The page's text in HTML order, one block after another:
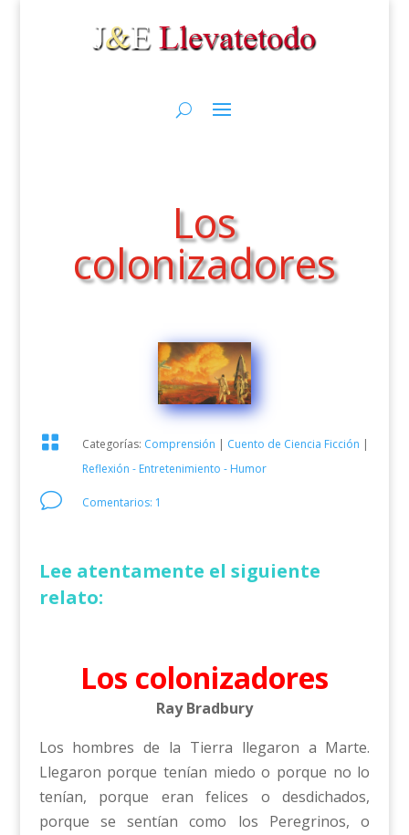
Los
colonizadores
 Categorías: Comprensión | Cuento de Ciencia Ficción |
Reflexión - Entretenimiento - Humor
v Comentarios: 1
Lee atentamente el siguiente
relato:
Los colonizadores
Ray Bradbury
Los hombres de la Tierra llegaron a Marte.
Llegaron porque tenían miedo o porque no lo
tenían, porque eran felices o desdichados,
porque se sentían como los Peregrinos, o